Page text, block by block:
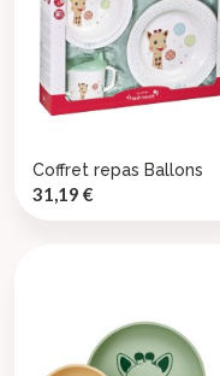
Coffret repas Ballons
Prix
31,19 €